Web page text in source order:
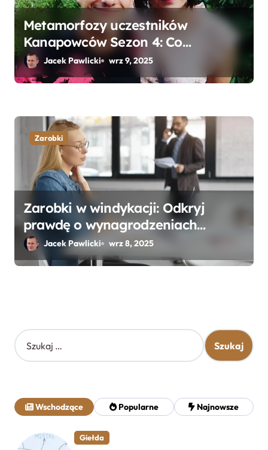
Metamorfozy uczestników
Kanapowców Sezon 4: Co
naprawdę zaskoczyło ekspertów?
Jacek Pawlicki wrz 9, 2025
Zarobki
Zarobki w windykacji: Odkryj
prawdę o wynagrodzeniach
specjalistów w branży
Jacek Pawlicki wrz 8, 2025
S
z
j
:
Wschodzące Popularne Najnowsze
Giełda